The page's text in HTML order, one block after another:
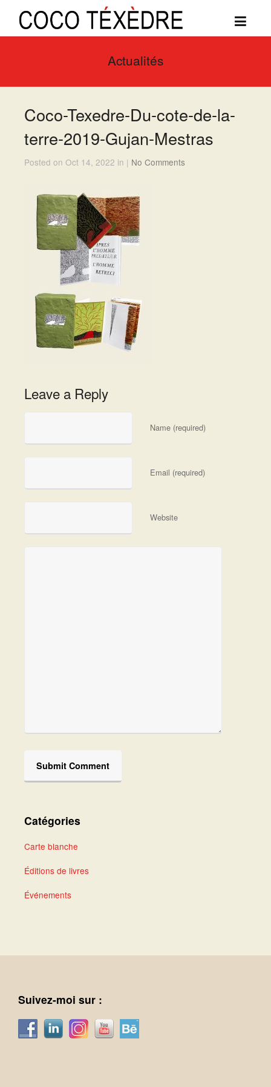
Actualités
Coco-Texedre-Du-cote-de-la-
terre-2019-Gujan-Mestras
Posted on Oct 14, 2022 in | No Comments
Leave a Reply
Name (required)
Email (required)
Website
Catégories
Carte blanche
Éditions de livres
Événements
Suivez-moi sur :